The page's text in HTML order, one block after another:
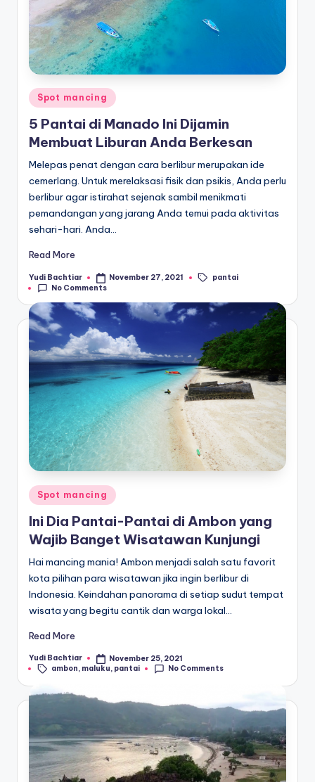
Posted
in
Spot mancing
5 Pantai di Manado Ini Dijamin
Membuat Liburan Anda Berkesan
Melepas penat dengan cara berlibur merupakan ide
cemerlang. Untuk merelaksasi fisik dan psikis, Anda perlu
berlibur agar istirahat sejenak sambil menikmati
pemandangan yang jarang Anda temui pada aktivitas
sehari-hari. Anda…
Read More
Posted
by
Yudi Bachtiar November 27, 2021
Tags:
pantai
No Comments
Posted
in
Spot mancing
Ini Dia Pantai-Pantai di Ambon yang
Wajib Banget Wisatawan Kunjungi
Hai mancing mania! Ambon menjadi salah satu favorit
kota pilihan para wisatawan jika ingin berlibur di
Indonesia. Keindahan panorama di setiap sudut tempat
wisata yang begitu cantik dan warga lokal…
Read More
Posted
by
Yudi Bachtiar November 25, 2021
Tags:
ambon, maluku, pantai No Comments